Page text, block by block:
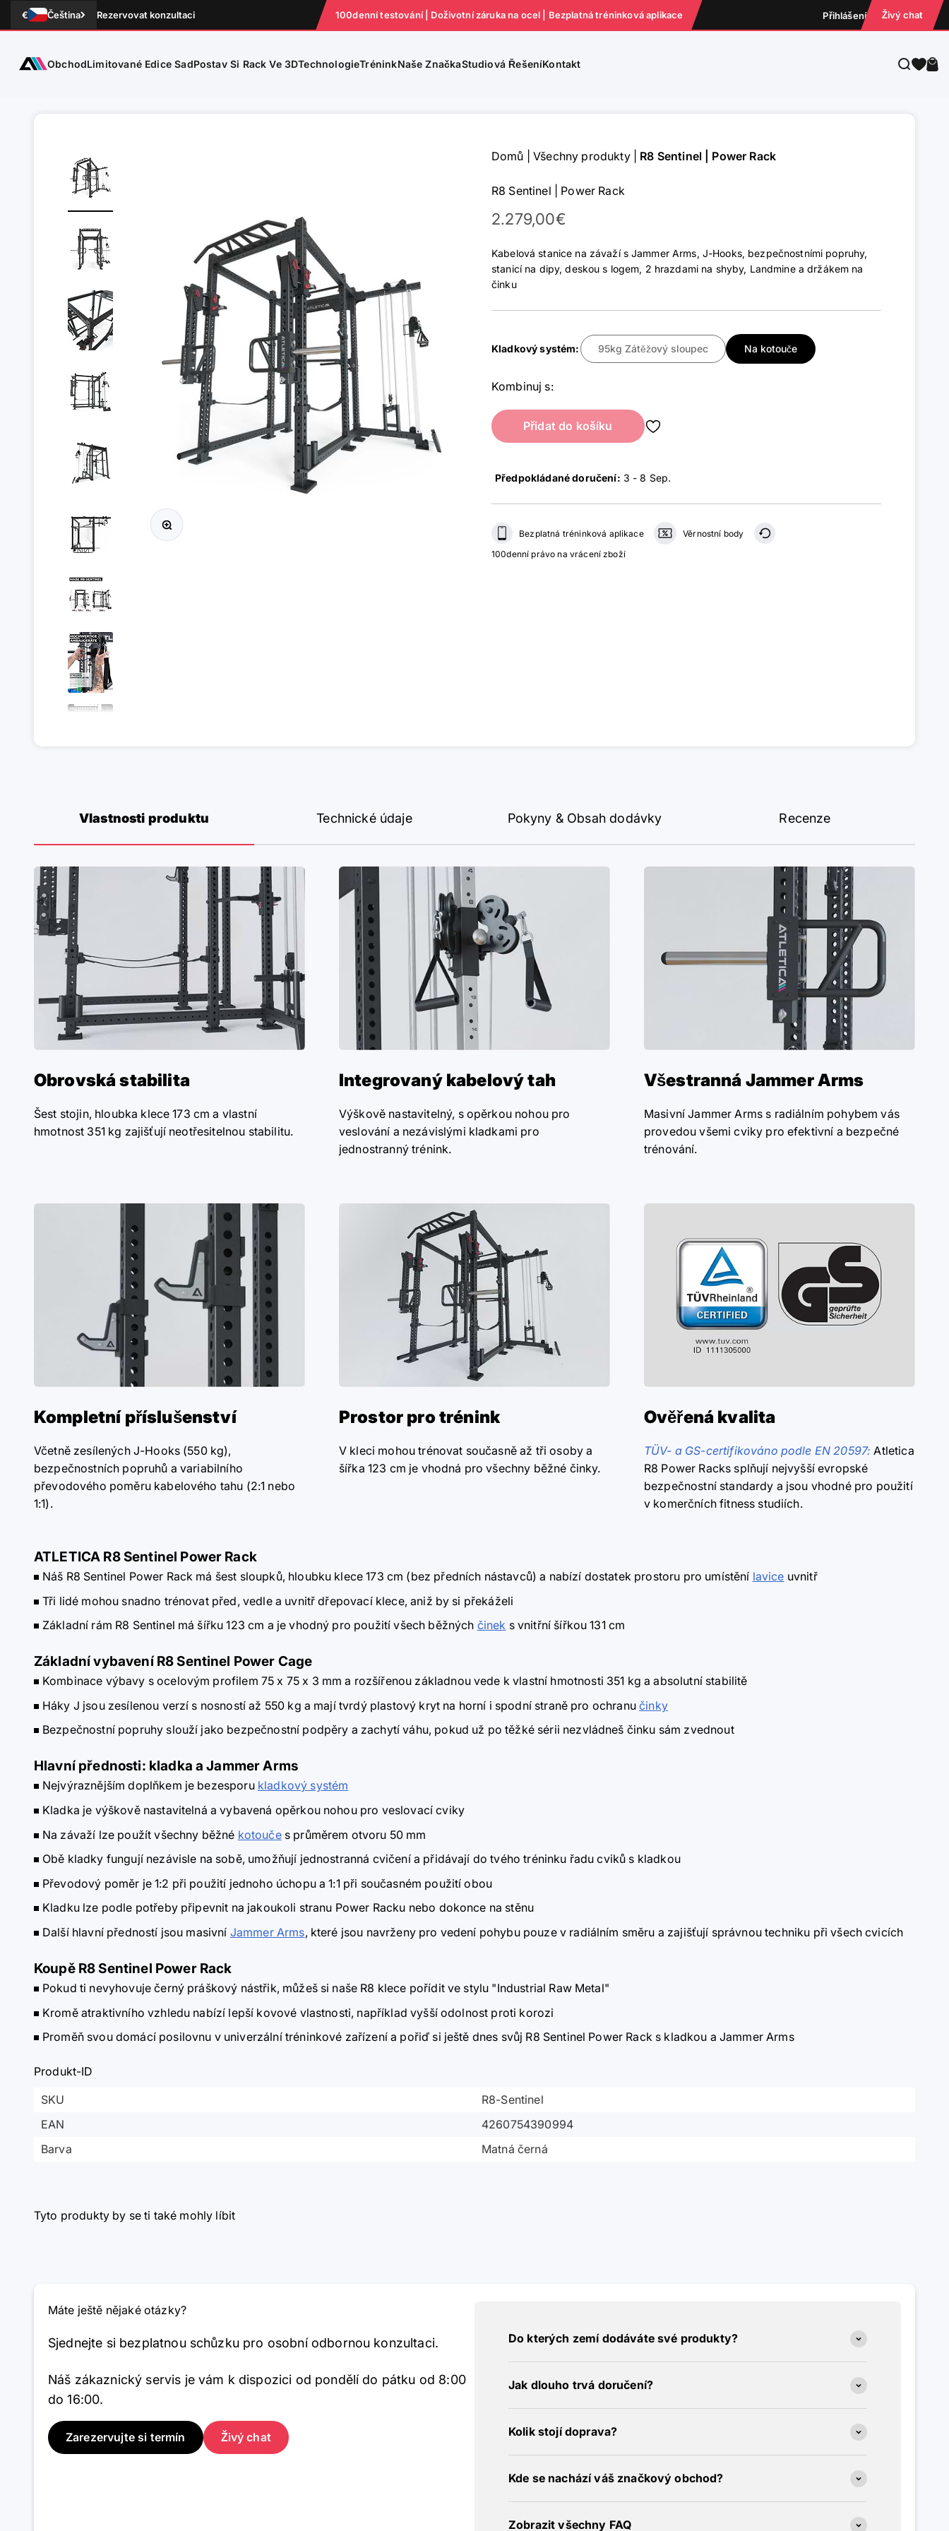
Přejít na obsah
€ Čeština Rezervovat konzultaci 100denní testování | Doživotní záruka na ocel | Bezplatná tréninková aplikace Přihlášení Živý chat
ATLETICA
ObchodLimitované Edice SadPostav Si Rack Ve 3DTechnologieTréninkNaše ZnačkaStudiová ŘešeníKontakt Hledat
Přiblížit
Domů Všechny produkty R8 Sentinel | Power Rack
R8 Sentinel | Power Rack
Prodejní cena
2.279,00€
Kabelová stanice na závaží s Jammer Arms, J-Hooks, bezpečnostními popruhy,
stanicí na dipy, deskou s logem, 2 hrazdami na shyby, Landmine a držákem na
činku
Kladkový systém: 95kg Zátěžový sloupec Na kotouče
Kombinuj s:
Přidat do košíku
Předpokládané doručení: 3 - 8 Sep.
Bezplatná tréninková aplikace
Věrnostní body
100denní právo na vrácení zboží
Vlastnosti produktu
Obrovská stabilita
Šest stojin, hloubka klece 173 cm a vlastní
hmotnost 351 kg zajišťují neotřesitelnou stabilitu.
Integrovaný kabelový tah
Výškově nastavitelný, s opěrkou nohou pro
veslování a nezávislými kladkami pro
jednostranný trénink.
Všestranná Jammer Arms
Masivní Jammer Arms s radiálním pohybem vás
provedou všemi cviky pro efektivní a bezpečné
trénování.
Kompletní příslušenství
Včetně zesílených J-Hooks (550 kg),
bezpečnostních popruhů a variabilního
převodového poměru kabelového tahu (2:1 nebo
1:1).
Prostor pro trénink
V kleci mohou trénovat současně až tři osoby a
šířka 123 cm je vhodná pro všechny běžné činky.
Ověřená kvalita
TÜV- a GS-certifikováno podle EN 20597: Atletica
R8 Power Racks splňují nejvyšší evropské
bezpečnostní standardy a jsou vhodné pro použití
v komerčních fitness studiích.
ATLETICA R8 Sentinel Power Rack
Náš R8 Sentinel Power Rack má šest sloupků, hloubku klece 173 cm (bez předních nástavců) a nabízí dostatek prostoru pro umístění lavice uvnitř
Tři lidé mohou snadno trénovat před, vedle a uvnitř dřepovací klece, aniž by si překáželi
Základní rám R8 Sentinel má šířku 123 cm a je vhodný pro použití všech běžných činek s vnitřní šířkou 131 cm
Základní vybavení R8 Sentinel Power Cage
Kombinace výbavy s ocelovým profilem 75 x 75 x 3 mm a rozšířenou základnou vede k vlastní hmotnosti 351 kg a absolutní stabilitě
Háky J jsou zesílenou verzí s nosností až 550 kg a mají tvrdý plastový kryt na horní i spodní straně pro ochranučinky
Bezpečnostní popruhy slouží jako bezpečnostní podpěry a zachytí váhu, pokud už po těžké sérii nezvládneš činku sám zvednout
Hlavní přednosti: kladka a Jammer Arms
Nejvýraznějším doplňkem je bezesporu kladkový systém
Kladka je výškově nastavitelná a vybavená opěrkou nohou pro veslovací cviky
Na závaží lze použít všechny běžné kotoučes průměrem otvoru 50 mm
Obě kladky fungují nezávisle na sobě, umožňují jednostranná cvičení a přidávají do tvého tréninku řadu cviků s kladkou
Převodový poměr je 1:2 při použití jednoho úchopu a 1:1 při současném použití obou
Kladku lze podle potřeby připevnit na jakoukoli stranu Power Racku nebo dokonce na stěnu
Další hlavní předností jsou masivní Jammer Arms, které jsou navrženy pro vedení pohybu pouze v radiálním směru a zajišťují správnou techniku při všech cvicích
Koupě R8 Sentinel Power Rack
Pokud ti nevyhovuje černý práškový nástřik, můžeš si naše R8 klece pořídit ve stylu "Industrial Raw Metal"
Kromě atraktivního vzhledu nabízí lepší kovové vlastnosti, například vyšší odolnost proti korozi
Proměň svou domácí posilovnu v univerzální tréninkové zařízení a pořiď si ještě dnes svůj R8 Sentinel Power Rack s kladkou a Jammer Arms
Produkt-ID
SKU
R8-Sentinel
EAN
4260754390994
Barva
Matná černá
Technické údaje Pokyny & Obsah dodávky Recenze
Tyto produkty by se ti také mohly líbit
Máte ještě nějaké otázky?
Sjednejte si bezplatnou schůzku pro osobní odbornou konzultaci.
Náš zákaznický servis je vám k dispozici od pondělí do pátku od 8:00
do 16:00.
Zarezervujte si termín Živý chat
Do kterých zemí dodáváte své produkty?
Jak dlouho trvá doručení?
Kolik stojí doprava?
Kde se nachází váš značkový obchod?
Zobrazit všechny FAQ